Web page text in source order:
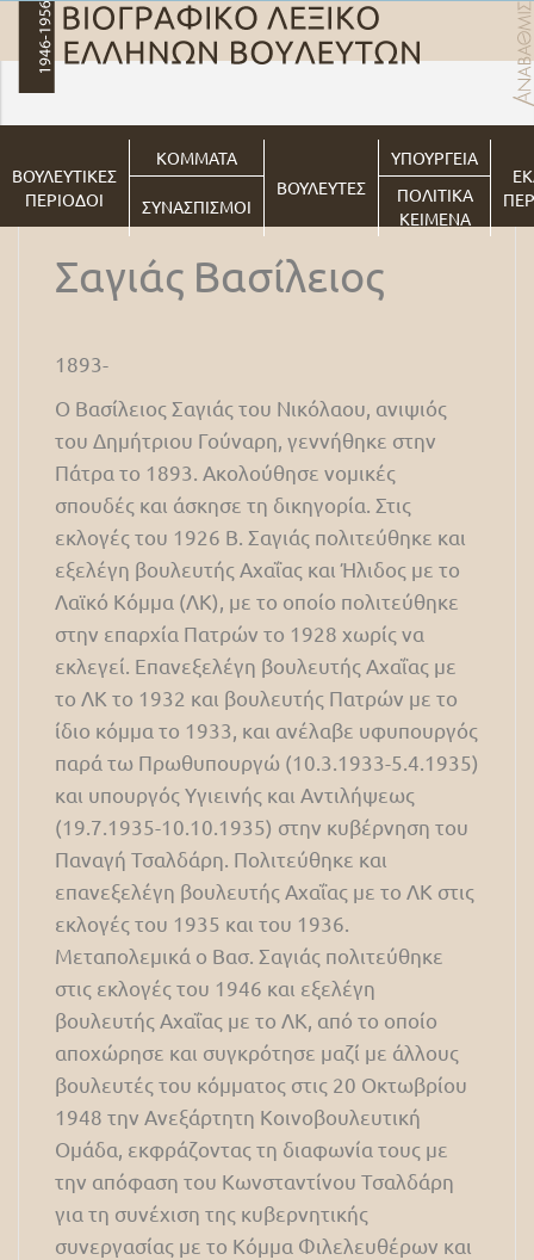
ΒΟΥΛΕΥΤΙΚΕΣ
ΠΕΡΙΟΔΟΙ
ΚΟΜΜΑΤΑ
ΒΟΥΛΕΥΤΕΣ
ΥΠΟΥΡΓΕΙΑ
ΣΥΝΑΣΠΙΣΜΟΙ
ΠΟΛΙΤΙΚΑ
ΚΕΙΜΕΝΑ
Σαγιάς Βασίλειος
1893-
Ο Βασίλειος Σαγιάς του Νικόλαου, ανιψιός
του Δημήτριου Γούναρη, γεννήθηκε στην
Πάτρα το 1893. Ακολούθησε νομικές
σπουδές και άσκησε τη δικηγορία. Στις
εκλογές του 1926 Β. Σαγιάς πολιτεύθηκε και
εξελέγη βουλευτής Αχαΐας και Ήλιδος με το
Λαϊκό Κόμμα (ΛΚ), με το οποίο πολιτεύθηκε
στην επαρχία Πατρών το 1928 χωρίς να
εκλεγεί. Επανεξελέγη βουλευτής Αχαΐας με
το ΛΚ το 1932 και βουλευτής Πατρών με το
ίδιο κόμμα το 1933, και ανέλαβε υφυπουργός
παρά τω Πρωθυπουργώ (10.3.1933-5.4.1935)
και υπουργός Υγιεινής και Αντιλήψεως
(19.7.1935-10.10.1935) στην κυβέρνηση του
Παναγή Τσαλδάρη. Πολιτεύθηκε και
επανεξελέγη βουλευτής Αχαΐας με το ΛΚ στις
εκλογές του 1935 και του 1936.
Μεταπολεμικά ο Βασ. Σαγιάς πολιτεύθηκε
στις εκλογές του 1946 και εξελέγη
βουλευτής Αχαΐας με το ΛΚ, από το οποίο
αποχώρησε και συγκρότησε μαζί με άλλους
βουλευτές του κόμματος στις 20 Οκτωβρίου
1948 την Ανεξάρτητη Κοινοβουλευτική
Ομάδα, εκφράζοντας τη διαφωνία τους με
την απόφαση του Κωνσταντίνου Τσαλδάρη
για τη συνέχιση της κυβερνητικής
συνεργασίας με το Κόμμα Φιλελευθέρων και